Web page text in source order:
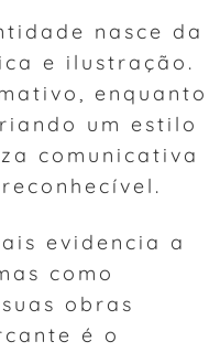
nasce da
e ilustração.
enquanto
um estilo
comunicativa
evidencia a
como
obras
é o